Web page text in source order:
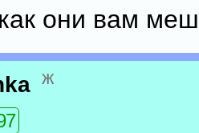
они вам
ж